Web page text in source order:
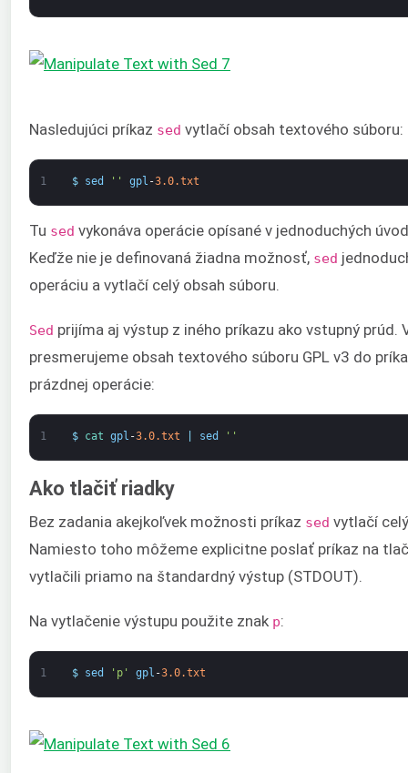
Nasledujúci príkaz sed vytlačí obsah textového súboru:
1 $ sed '' gpl -3.0.txt
Tu sed vykonáva operácie opísané v jednoduchých
Keďže nie je definovaná žiadna možnosť, sed
operáciu a vytlačí celý obsah súboru.
Sed prijíma aj výstup z iného príkazu ako vstupný prúd.
presmerujeme obsah textového súboru GPL v3 do
prázdnej operácie:
1 $ cat gpl -3.0.txt sed ''
Ako tlačiť riadky
Bez zadania akejkoľvek možnosti príkaz sed vytlačí
Namiesto toho môžeme explicitne poslať príkaz na
vytlačili priamo na štandardný výstup (STDOUT).
Na vytlačenie výstupu použite znak p:
1 $ sed 'p' gpl -3.0.txt